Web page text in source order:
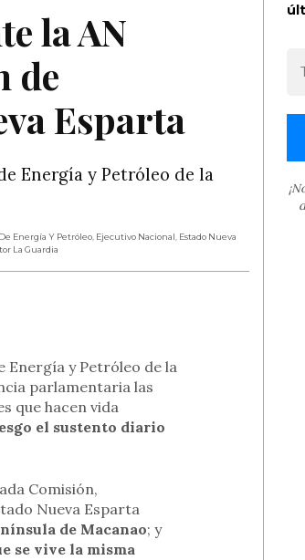
la AN
de
Esparta
Energía y Petróleo de la
Energía Y Petróleo, Ejecutivo Nacional, Estado Nueva
La Guardia
Energía y Petróleo de la
parlamentaria las
que hacen vida
el sustento diario
Comisión,
Nueva Esparta
de Macanao; y
se vive la misma